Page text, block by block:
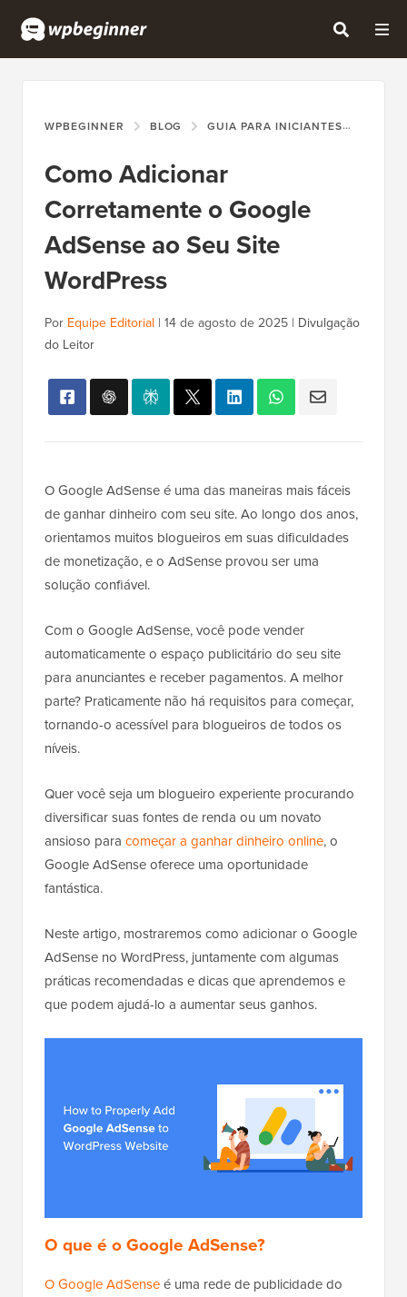
WPBEGINNER BLOG GUIA PARA INICIANTES
Como Adicionar
Corretamente o Google
AdSense ao Seu Site
WordPress
Por Equipe Editorial | 14 de agosto de 2025 | Divulgação
do Leitor
O Google AdSense é uma das maneiras mais fáceis
de ganhar dinheiro com seu site. Ao longo dos anos,
orientamos muitos blogueiros em suas dificuldades
de monetização, e o AdSense provou ser uma
solução confiável.
Com o Google AdSense, você pode vender
automaticamente o espaço publicitário do seu site
para anunciantes e receber pagamentos. A melhor
parte? Praticamente não há requisitos para começar,
tornando-o acessível para blogueiros de todos os
níveis.
Quer você seja um blogueiro experiente procurando
diversificar suas fontes de renda ou um novato
ansioso para começar a ganhar dinheiro online, o
Google AdSense oferece uma oportunidade
fantástica.
Neste artigo, mostraremos como adicionar o Google
AdSense no WordPress, juntamente com algumas
práticas recomendadas e dicas que aprendemos e
que podem ajudá-lo a aumentar seus ganhos.
O que é o Google AdSense?
O Google AdSenseé uma rede de publicidade do